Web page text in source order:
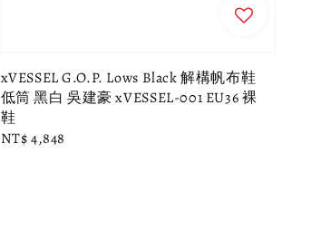
xVESSEL G.O.P. Lows Black 解構帆布鞋
低筒 黑白 吳建豪 xVESSEL-001 EU36 裸
鞋
Regular
NT$ 4,848